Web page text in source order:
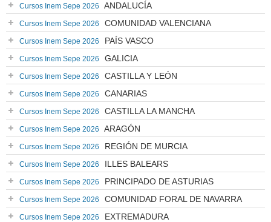
Cursos Inem Sepe 2026 ANDALUCÍA
Cursos Inem Sepe 2026 COMUNIDAD VALENCIANA
Cursos Inem Sepe 2026 PAÍS VASCO
Cursos Inem Sepe 2026 GALICIA
Cursos Inem Sepe 2026 CASTILLA Y LEÓN
Cursos Inem Sepe 2026 CANARIAS
Cursos Inem Sepe 2026 CASTILLA LA MANCHA
Cursos Inem Sepe 2026 ARAGÓN
Cursos Inem Sepe 2026 REGIÓN DE MURCIA
Cursos Inem Sepe 2026 ILLES BALEARS
Cursos Inem Sepe 2026 PRINCIPADO DE ASTURIAS
Cursos Inem Sepe 2026 COMUNIDAD FORAL DE NAVARRA
Cursos Inem Sepe 2026 EXTREMADURA